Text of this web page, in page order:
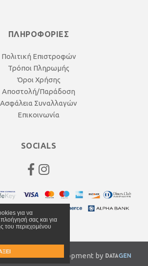
για να
σας και για
του περιεχομένου
ΠΛΗΡΟΦΟΡΙΕΣ
Πολιτική Επιστροφών
Τρόποι Πληρωμής
Όροι Χρήσης
Αποστολή/Παράδοση
Ασφάλεια Συναλλαγών
Επικοινωνία
SOCIALS
| Web Development by